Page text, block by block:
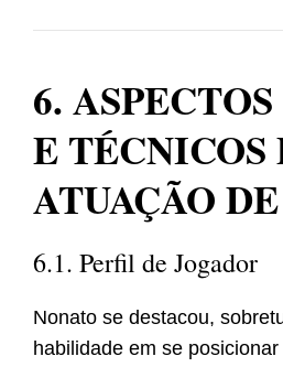
6.
E TÉCNICOS
ATUAÇÃO
6.1. Perfil de Jogador
Nonato se destacou,
habilidade em se